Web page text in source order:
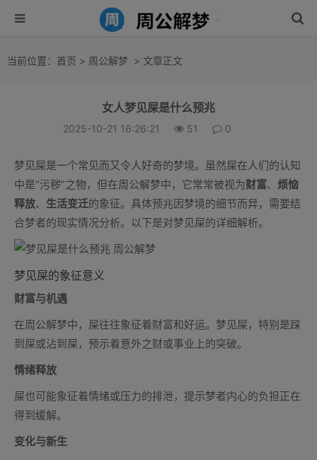
当前位置： 首页 > 周公解梦 > 文章正文
女人梦见屎是什么预兆
2025-10-21 16:26:21 51 0
梦见屎是一个常见而又令人好奇的梦境。虽然屎在人们的认知
中是“污秽”之物，但在周公解梦中，它常常被视为财富、 烦恼
释放、 生活变迁的象征。具体预兆因梦境的细节而异，需要结
合梦者的现实情况分析。以下是对梦见屎的详细解析。
梦见屎的象征意义
财富与机遇
在周公解梦中，屎往往象征着财富和好运。梦见屎，特别是踩
到屎或沾到屎，预示着意外之财或事业上的突破。
情绪释放
屎也可能象征着情绪或压力的排泄，提示梦者内心的负担正在
得到缓解。
变化与新生